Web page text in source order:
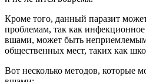
Кроме того, данный паразит
проблемам, так как
вшами, может быть
общественных мест, таких как
Вот несколько методов, которые